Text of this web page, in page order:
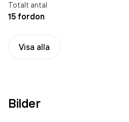
Totalt antal
15 fordon
Visa alla
Bilder